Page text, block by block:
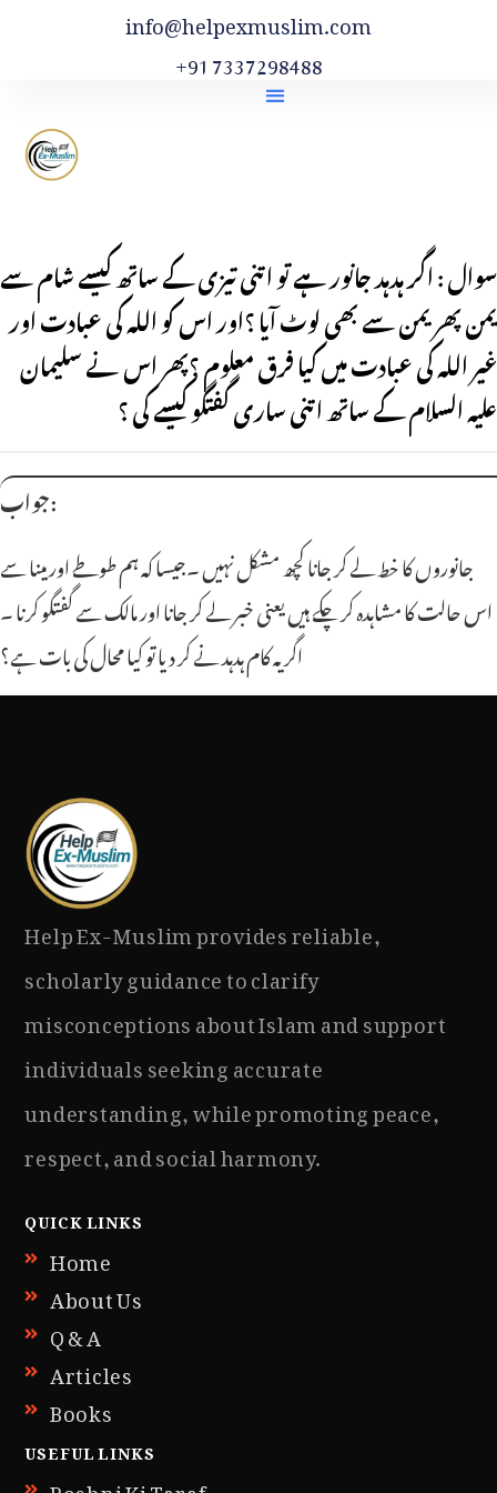
info@helpexmuslim.com
+91 7337298488
سوال : اگر ہدہد جانور ہے تو اتنی تیزی کے ساتھ کیسے شام سے
یمن پھر یمن سے بھی لوٹ آیا ؟اور اس کو اللہ کی عبادت اور
غیر اللہ کی عبادت میں کیا فرق معلوم ؟پھر اس نے سلیمان
علیہ السلام کے ساتھ اتنی ساری گفتگو کیسے کی ؟
جواب:
جانوروں کا خط لے کر جانا کچھ مشکل نہیں ۔جیسا کہ ہم طوطے اور مینا سے
اس حالت کا مشاہدہ کر چکے ہیں یعنی خبر لے کر جانا اور مالک سے گفتگو کرنا ۔
اگر یہ کام ہدہد نے کر دیا تو کیا محال کی بات ہے؟
Help Ex-Muslim provides reliable,
scholarly guidance to clarify
misconceptions about Islam and support
individuals seeking accurate
understanding, while promoting peace,
respect, and social harmony.
QUICK LINKS
Home
About Us
Q & A
Articles
Books
USEFUL LINKS